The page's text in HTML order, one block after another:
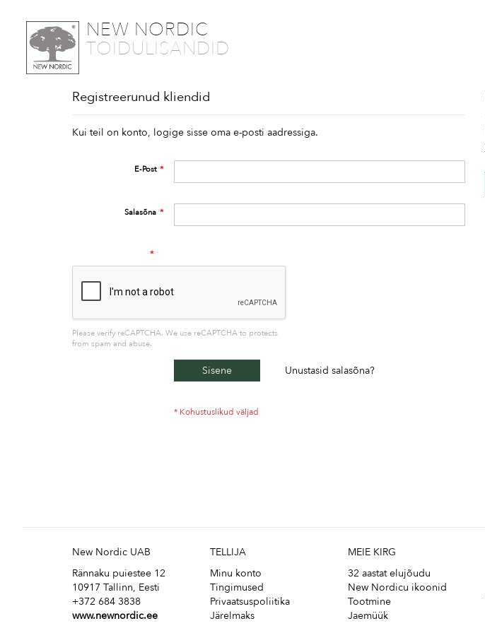
NEW NORDIC
TOIDULISANDID
SKIP
TO
CONTENT
Registreerunud kliendid
Kui teil on konto, logige sisse oma e-posti aadressiga.
E-Post
Salasõna
Please verify reCAPTCHA. We use reCAPTCHA to protects
from spam and abuse.
Sisene Unustasid salasõna?
New Nordic UAB
Rännaku puiestee 12
10917 Tallinn, Eesti
+372 684 3838
www.newnordic.ee
TELLIJA
Minu konto
Tingimused
Privaatsuspoliitika
Järelmaks
MEIE KIRG
32 aastat elujõudu
New Nordicu ikoonid
Tootmine
Jaemüük